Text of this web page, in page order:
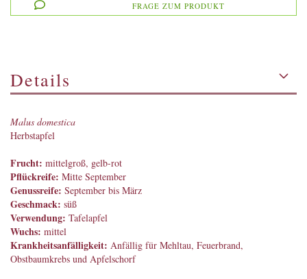
FRAGE ZUM PRODUKT
Details
Malus domestica
Herbstapfel
Frucht: mittelgroß, gelb-rot
Pflückreife: Mitte September
Genussreife: September bis März
Geschmack: süß
Verwendung: Tafelapfel
Wuchs: mittel
Krankheitsanfälligkeit: Anfällig für Mehltau, Feuerbrand,
Obstbaumkrebs und Apfelschorf